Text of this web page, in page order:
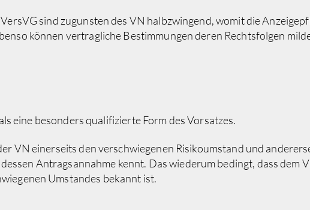
sind zugunsten des VN halbzwingend, womit die
können vertragliche Bestimmungen deren Rechtsfolgen
eine besonders qualifizierte Form des Vorsatzes.
VN einerseits den verschwiegenen Risikoumstand und
Antragsannahme kennt. Das wiederum bedingt, dass dem
Umstandes bekannt ist.